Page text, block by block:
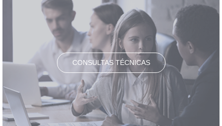
CONSULTAS TÉCNICAS